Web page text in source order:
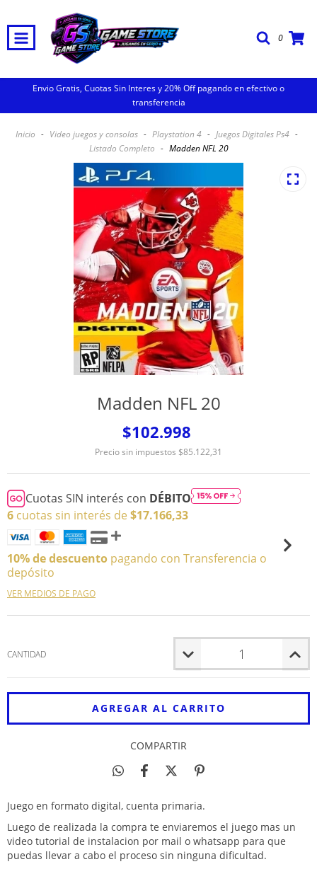
0
Envio Gratis, Cuotas Sin Interes y 20% Off pagando en efectivo o
transferencia
Inicio - Video juegos y consolas - Playstation 4 - Juegos Digitales Ps4 -
Listado Completo - Madden NFL 20
Madden NFL 20
$102.998
Precio sin impuestos $85.122,31
Cuotas SIN interés con DÉBITO
6 cuotas sin interés de $17.166,33
10% de descuento pagando con Transferencia o
depósito
VER MEDIOS DE PAGO
CANTIDAD
COMPARTIR
Juego en formato digital, cuenta primaria.
Luego de realizada la compra te enviaremos el juego mas un
video tutorial de instalacion por mail o whatsapp para que
puedas llevar a cabo el proceso sin ninguna dificultad.